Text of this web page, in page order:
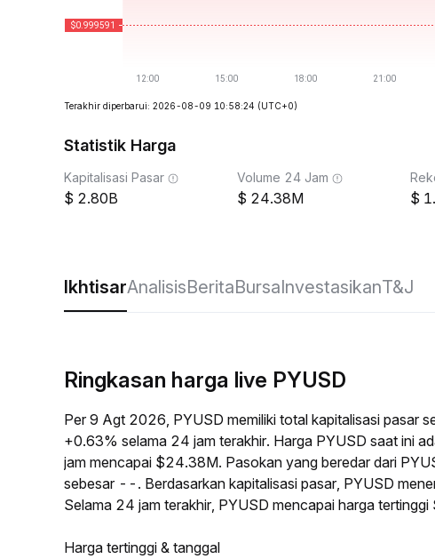
Terakhir diperbarui: 2026-08-09 10:58:24 (UTC+0)
Statistik Harga
Kapitalisasi Pasar
2.80B
Volume 24 Jam
24.38M
IkhtisarAnalisisBeritaBursaInvestasikanT&J
Ringkasan harga live PYUSD
Per 9 Agt 2026, PYUSD memiliki total kapitalisasi pasar
+0.63% selama 24 jam terakhir. Harga PYUSD saat ini
jam mencapai $24.38M. Pasokan yang beredar dari
sebesar --. Berdasarkan kapitalisasi pasar, PYUSD
Selama 24 jam terakhir, PYUSD mencapai harga
Harga tertinggi & tanggal